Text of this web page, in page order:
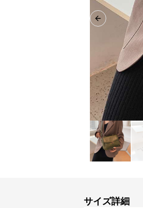
Previous slide
サイズ詳細